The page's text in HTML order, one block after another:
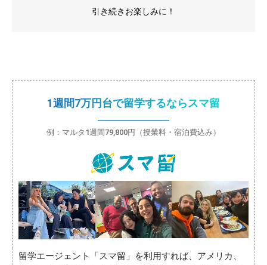
引き続きお楽しみに！
1週間7万円台で留学するならスマ留
例：マルタ1週間79,800円（授業料・宿泊費込み）
留学エージェント「スマ留」を利用すれば、アメリカ、